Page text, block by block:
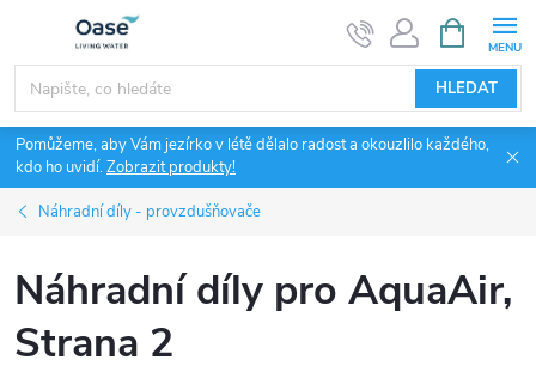
obsah
HLEDAT
NÁKUPNÍ
KOŠÍK
Pomůžeme, aby Vám jezírko v létě dělalo radost a okouzlilo každého,
kdo ho uvidí.Zobrazit produkty!
Náhradní díly - provzdušňovače
Náhradní díly pro AquaAir,
Strana 2